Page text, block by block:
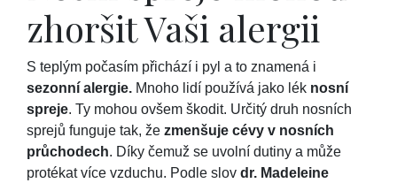
zhoršit Vaši alergii
S teplým počasím přichází i pyl a to znamená i
sezonní alergie. Mnoho lidí používá jako lék nosní
spreje. Ty mohou ovšem škodit. Určitý druh nosních
sprejů funguje tak, že zmenšuje cévy v nosních
průchodech. Díky čemuž se uvolní dutiny a může
protékat více vzduchu. Podle slov dr. Madeleine